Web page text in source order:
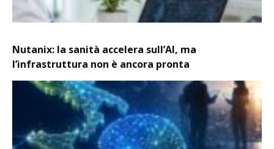
Nutanix: la sanità accelera sull’AI, ma
l’infrastruttura non è ancora pronta